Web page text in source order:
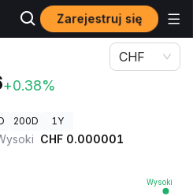
Zarejestruj się
HTX
+0.38%
CHF
200D 1Y
CHF 0.000001